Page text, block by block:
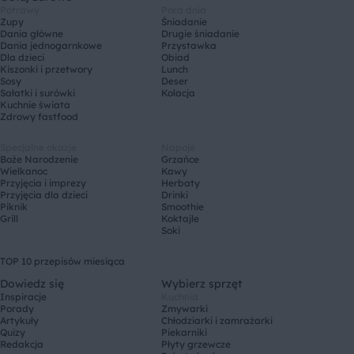
Zupy
Dania główne
Dania jednogarnkowe
Dla dzieci
Kiszonki i przetwory
Sosy
Sałatki i surówki
Kuchnie świata
Zdrowy fastfood
Śniadanie
Drugie śniadanie
Przystawka
Obiad
Lunch
Deser
Kolacja
Boże Narodzenie
Wielkanoc
Przyjęcia i imprezy
Przyjęcia dla dzieci
Piknik
Grill
Grzańce
Kawy
Herbaty
Drinki
Smoothie
Koktajle
Soki
TOP 10 przepisów miesiąca
Dowiedz się
Inspiracje
Porady
Artykuły
Quizy
Redakcja
Wybierz sprzęt
Zmywarki
Chłodziarki i zamrażarki
Piekarniki
Płyty grzewcze